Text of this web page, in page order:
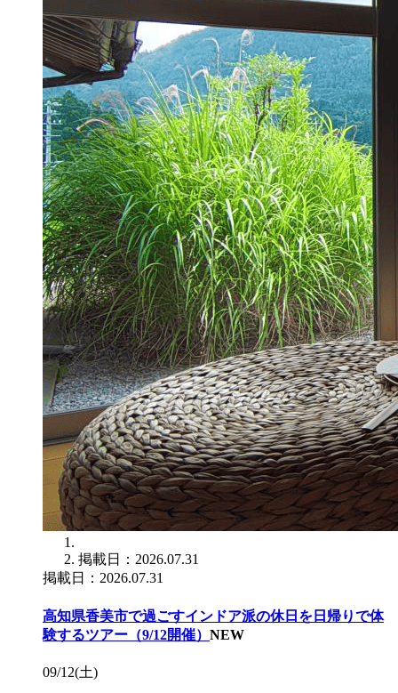
掲載日：2026.07.31
掲載日：2026.07.31
高知県香美市で過ごすインドア派の休日を日帰りで体
験するツアー（9/12開催） NEW
09/12(土)